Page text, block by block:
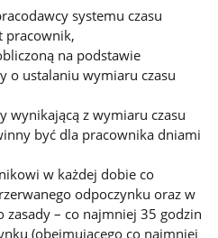
systemu czasu
pracownik,
na podstawie
o ustalaniu wymiaru czasu
wynikającą z wymiaru czasu
być dla pracownika dniami
w każdej dobie co
odpoczynku oraz w
zasady – co najmniej 35 godzin
(obejmującego co najmniej